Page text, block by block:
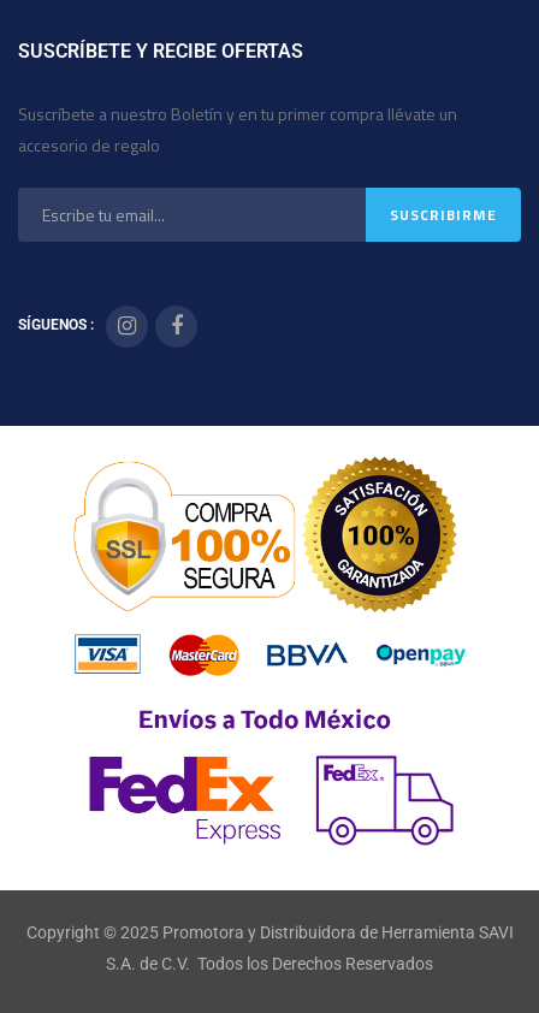
SUSCRÍBETE Y RECIBE OFERTAS
Suscríbete a nuestro Boletín y en tu primer compra llévate un
accesorio de regalo
SÍGUENOS :
Copyright © 2025 Promotora y Distribuidora de Herramienta SAVI
S.A. de C.V. Todos los Derechos Reservados